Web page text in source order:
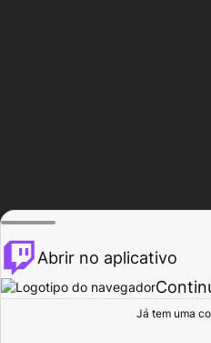
Procurar
Abrir no aplicativo
Já tem uma